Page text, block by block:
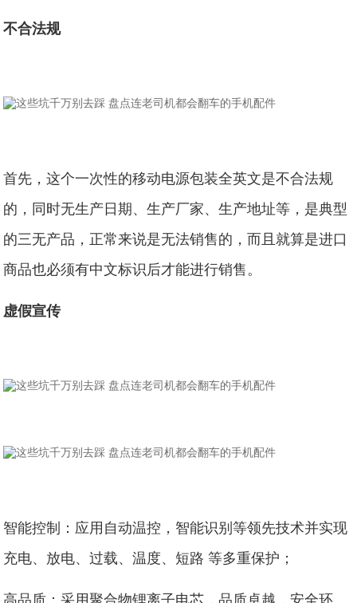
不合法规
首先，这个一次性的移动电源包装全英文是不合法规
的，同时无生产日期、生产厂家、生产地址等，是典型
的三无产品，正常来说是无法销售的，而且就算是进口
商品也必须有中文标识后才能进行销售。
虚假宣传
智能控制：应用自动温控，智能识别等领先技术并实现
充电、放电、过载、温度、短路 等多重保护；
高品质：采用聚合物锂离子电芯，品质卓越，安全环